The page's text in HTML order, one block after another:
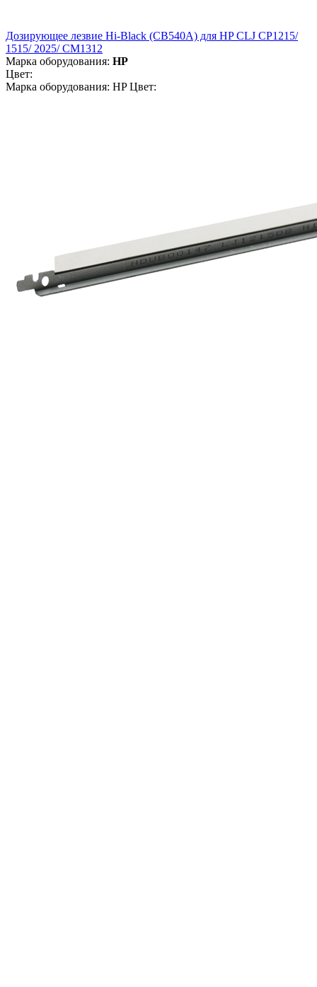
Дозирующее лезвие Hi-Black (CB540A) для HP CLJ CP1215/
1515/ 2025/ CM1312
Марка оборудования: HP
Цвет:
Марка оборудования: HP Цвет: